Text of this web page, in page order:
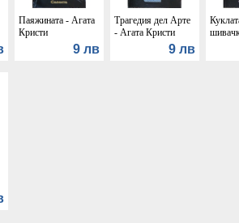
Паяжината - Агата
Кристи
9 лв
Трагедия дел Арте
- Агата Кристи
9 лв